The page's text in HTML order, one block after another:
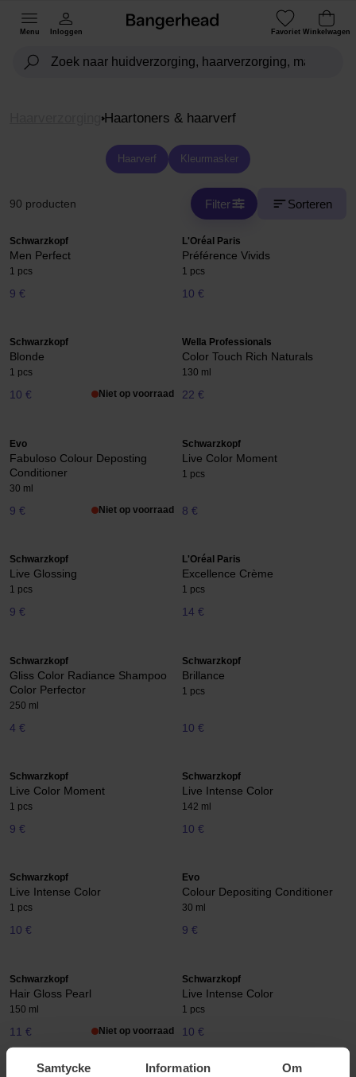
Samtycke Information Om
Menu Inloggen Favoriet Winkelwagen
Haartoners & haarverf
Haarverf Kleurmasker
90 producten Filter Sorteren
Schwarzkopf
Men Perfect
1 pcs
9 €
L'Oréal Paris
Préférence Vivids
1 pcs
10 €
Schwarzkopf
Blonde
1 pcs
10 € Niet op voorraad
Wella Professionals
Color Touch Rich Naturals
130 ml
22 €
Evo
Fabuloso Colour Deposting
Conditioner
30 ml
9 € Niet op voorraad
Schwarzkopf
Live Color Moment
1 pcs
8 €
Schwarzkopf
Live Glossing
1 pcs
9 €
L'Oréal Paris
Excellence Crème
1 pcs
14 €
Schwarzkopf
Gliss Color Radiance Shampoo
Color Perfector
250 ml
4 €
Schwarzkopf
Brillance
1 pcs
10 €
Schwarzkopf
Live Color Moment
1 pcs
9 €
Schwarzkopf
Live Intense Color
142 ml
10 €
Schwarzkopf
Live Intense Color
1 pcs
10 €
Evo
Colour Depositing Conditioner
30 ml
9 €
Schwarzkopf
Hair Gloss Pearl
150 ml
11 € Niet op voorraad
Schwarzkopf
Live Intense Color
1 pcs
10 €